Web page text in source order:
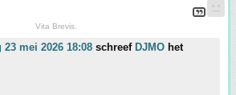
Vita Brevis.
23 mei 2026 18:08 schreef DJMO het